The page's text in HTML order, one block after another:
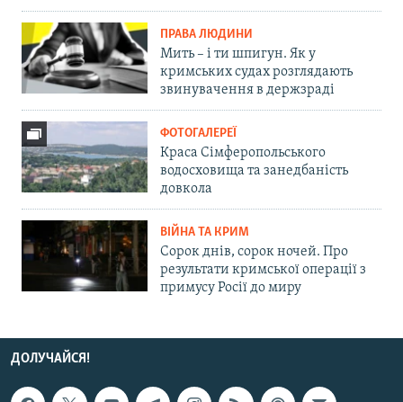
ПРАВА ЛЮДИНИ
Мить – і ти шпигун. Як у
кримських судах розглядають
звинувачення в держзраді
ФОТОГАЛЕРЕЇ
Краса Сімферопольського
водосховища та занедбаність
довкола
ВІЙНА ТА КРИМ
Сорок днів, сорок ночей. Про
результати кримської операції з
примусу Росії до миру
ДОЛУЧАЙСЯ!